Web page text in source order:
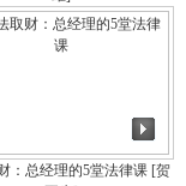
：总经理的5堂法律课[贺